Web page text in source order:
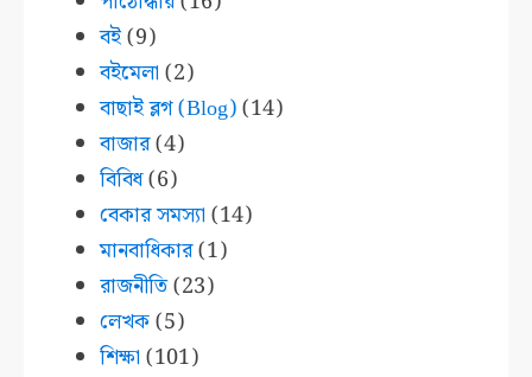
বই(9)
বইমেলা (2)
বাছাই ব্লগ (Blog)(14)
বাজার(4)
বিবিধ(6)
বেকার সমস্যা (14)
মানবাধিকার(1)
রাজনীতি(23)
লেখক(5)
শিক্ষা (101)